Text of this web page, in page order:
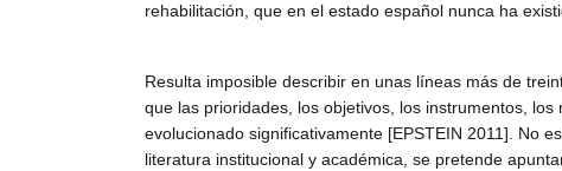
rehabilitación, que en el estado español nunca ha
Resulta imposible describir en unas líneas más de
que las prioridades, los objetivos, los instrumentos,
evolucionado significativamente [EPSTEIN 2011]. No
literatura institucional y académica, se pretende